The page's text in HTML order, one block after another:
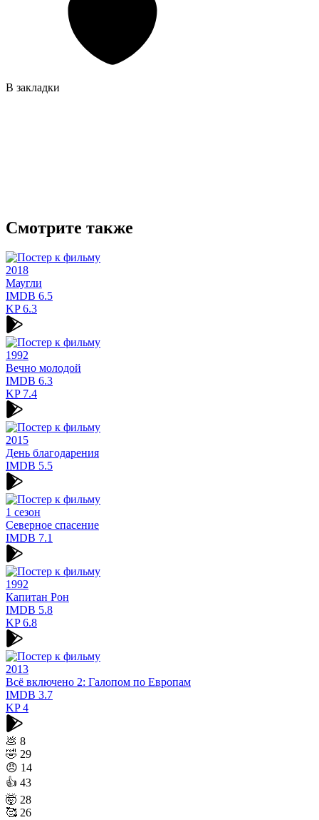
В закладки
Смотрите также
2018
Маугли
IMDB 6.5
KP6.3
1992
Вечно молодой
IMDB 6.3
KP7.4
2015
День благодарения
IMDB 5.5
1 сезон
Северное спасение
IMDB 7.1
1992
Капитан Рон
IMDB 5.8
KP6.8
2013
Всё включено 2: Галопом по Европам
IMDB 3.7
KP4
💩 8
🤣 29
😠 14
👍 43
🤯 28
🥰 26